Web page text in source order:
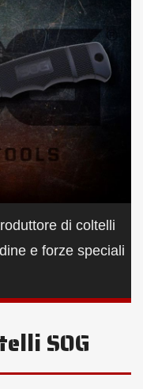
di coltelli
e forze speciali
SOG